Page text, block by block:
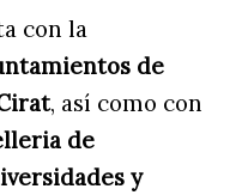
con la
de
, así como con
de
y